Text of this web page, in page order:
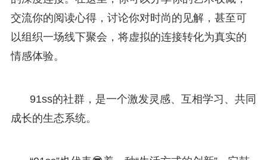
交流你的阅读心得，讨论你对时尚的见解，甚至可
以组织一场线下聚会，将虚拟的连接转化为真实的
情感体验。
91ss的社群，是一个激发灵感、互相学习、共同
成长的生态系统。